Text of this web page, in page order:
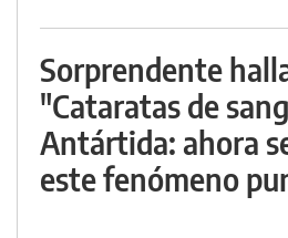
Sorprendente
"Cataratas de
Antártida: ahora
este fenómeno